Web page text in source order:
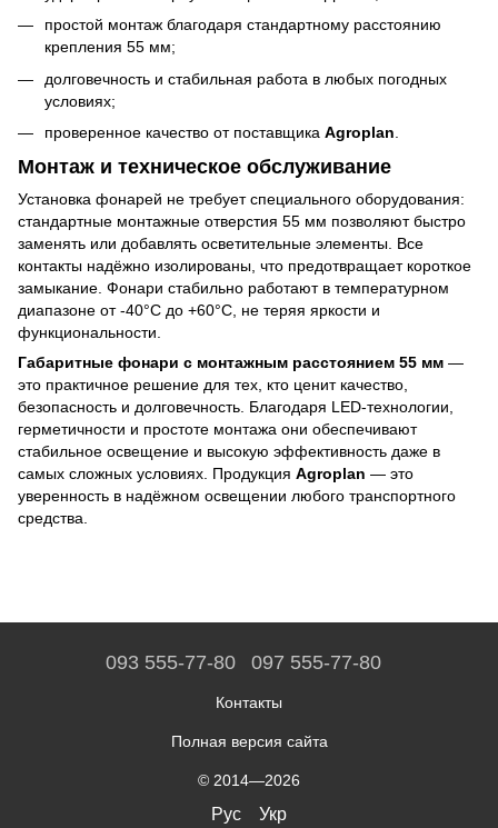
простой монтаж благодаря стандартному расстоянию
крепления 55 мм;
долговечность и стабильная работа в любых погодных
условиях;
проверенное качество от поставщика Agroplan
Монтаж и техническое обслуживание
Установка фонарей не требует специального оборудования:
стандартные монтажные отверстия 55 мм позволяют быстро
заменять или добавлять осветительные элементы. Все
контакты надёжно изолированы, что предотвращает короткое
замыкание. Фонари стабильно работают в температурном
диапазоне от -40°C до +60°C, не теряя яркости и
функциональности.
Габаритные фонари с монтажным расстоянием 55 мм —
это практичное решение для тех, кто ценит качество,
безопасность и долговечность. Благодаря LED-технологии,
герметичности и простоте монтажа они обеспечивают
стабильное освещение и высокую эффективность даже в
самых сложных условиях. Продукция Agroplan — это
уверенность в надёжном освещении любого транспортного
средства.
093 555-77-80 097 555-77-80
Контакты
Полная версия сайта
© 2014—2026
Рус Укр